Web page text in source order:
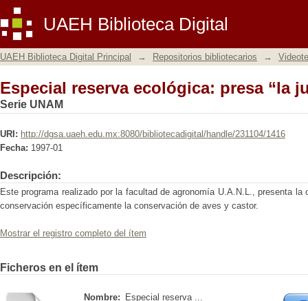
UAEH Biblioteca Digital
Especial reserva ecológica: presa “la
UAEH Biblioteca Digital Principal → Repositorios bibliotecarios →
Especial reserva ecológica: presa “la
Serie UNAM
URI: http://dgsa.uaeh.edu.mx:8080/bibliotecadigital/handle/231104/1416
Fecha: 1997-01
Descripción:
Este programa realizado por la facultad de agronomía U.A.N.L., presenta
conservación específicamente la conservación de aves y castor.
Mostrar el registro completo del ítem
Ficheros en el ítem
Nombre:
Especial reserva ...